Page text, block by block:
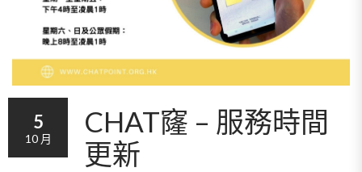
CHAT窿 – 服務時間
更新
5
10 月